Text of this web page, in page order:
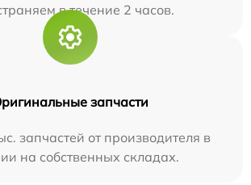
в течение 2 часов.
запчасти
запчастей от производителя в
на собственных складах.